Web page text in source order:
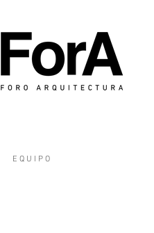
E Q U I P O